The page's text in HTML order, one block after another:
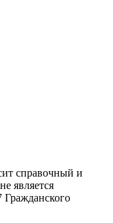
справочный и
является
Гражданского